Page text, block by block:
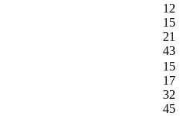
12
15
21
43
15
17
32
45